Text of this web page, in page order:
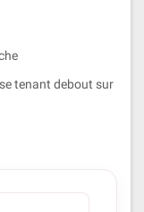
tenant debout sur